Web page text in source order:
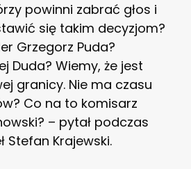
powinni zabrać głos i
się takim decyzjom?
Grzegorz Puda?
Duda? Wiemy, że jest
granicy. Nie ma czasu
Co na to komisarz
– pytał podczas
Stefan Krajewski.